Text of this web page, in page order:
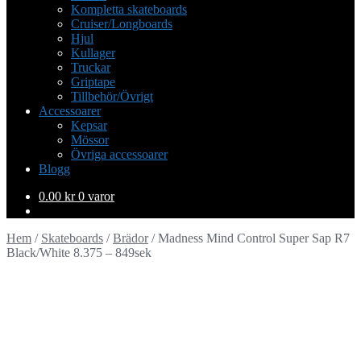
Kompletta skateboards
Cruiser/Longboards
Hjul
Kullager
Truckar
Griptape
Tillbehör/Övrigt
Accessoarer
Kepsar
Mössor
Övriga accessoarer
Blogg
0.00 kr 0 varor
Hem / Skateboards /Brädor/Madness Mind Control Super Sap R7
Black/White 8.375 – 849sek